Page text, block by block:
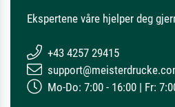
Ekspertene våre hjelper deg
+43 4257 29415
Mo-Do: 7:00 - 16:00 | Fr: